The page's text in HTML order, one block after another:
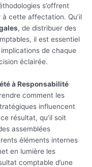
s’offrent
cette affectation. Qu’il
, de distribuer des
il est essentiel
de chaque
éclairée.
à Responsabilité
comment les
influencent
résultat, qu’il soit
assemblées
éléments internes
en lumière les
comptable d’une